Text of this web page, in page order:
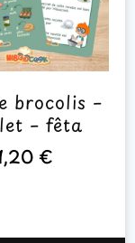
brocolis –
– fêta
€